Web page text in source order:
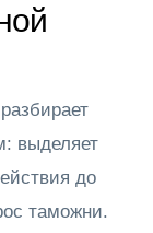
выделяет
до
таможни.